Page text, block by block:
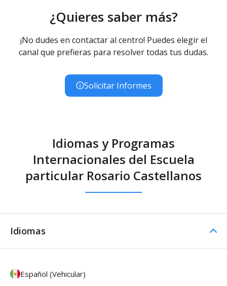
¿Quieres saber más?
¡No dudes en contactar al centro! Puedes elegir el
canal que prefieras para resolver todas tus dudas.
Solicitar Informes
Idiomas y Programas
Internacionales del Escuela
particular Rosario Castellanos
Idiomas
Español (Vehicular)